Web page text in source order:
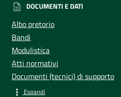
DOCUMENTI E DATI
Albo pretorio
Bandi
Modulistica
Atti normativi
Documenti (tecnici) di supporto
Espandi